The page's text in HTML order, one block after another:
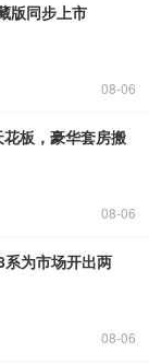
版同步上市
08-06
板，豪华套房搬
08-06
为市场开出两
08-06